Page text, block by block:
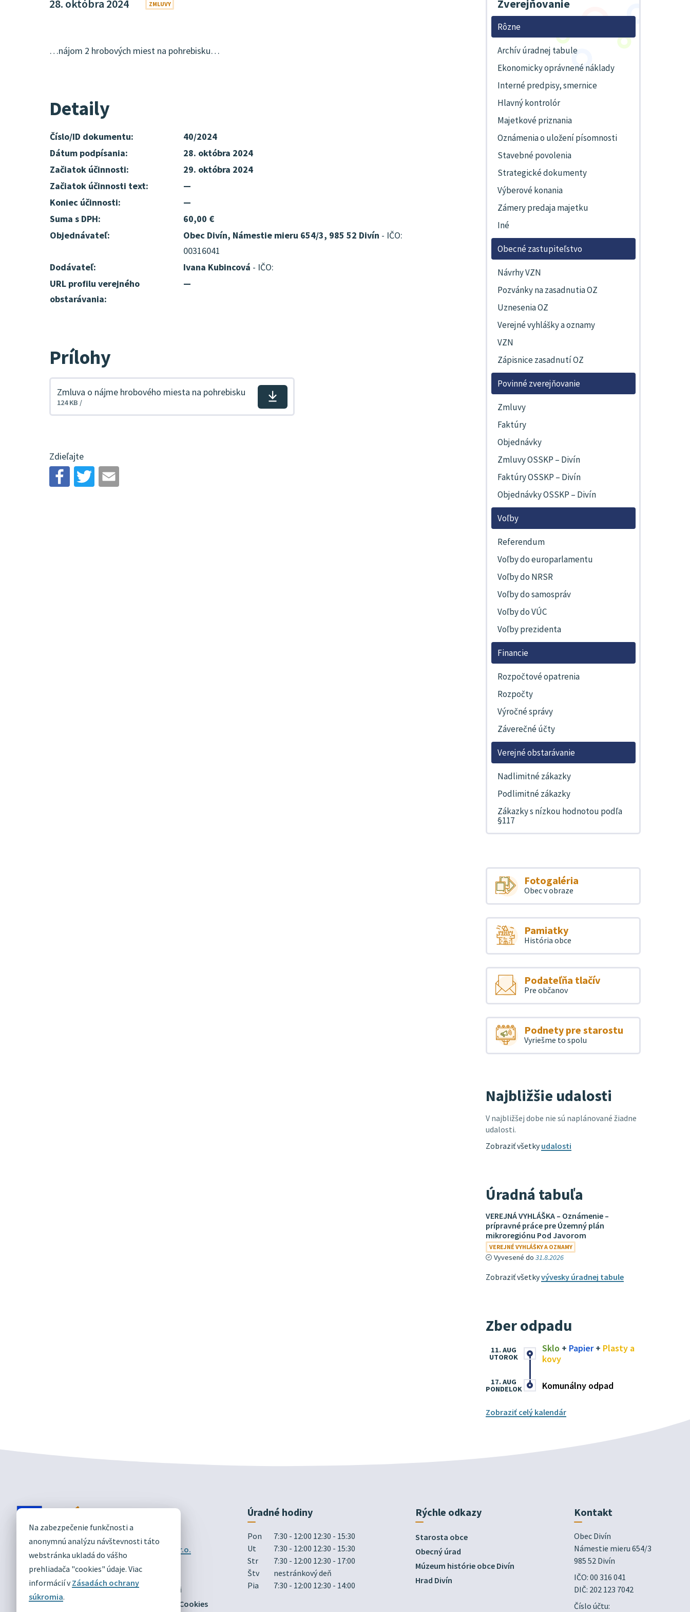
Na zabezpečenie funkčnosti a
anonymnú analýzu návštevnosti táto
webstránka ukladá do vášho
prehliadača "cookies" údaje. Viac
informácií vZásadách ochrany
súkromia.
28. októbra 2024 ZMLUVY
…nájom 2 hrobových miest na pohrebisku…
Detaily
Číslo/ID dokumentu:
40/2024
Dátum podpísania:
28. októbra 2024
Začiatok účinnosti:
29. októbra 2024
Začiatok účinnosti text:
—
Koniec účinnosti:
—
Suma s DPH:
60,00 €
Objednávateľ:
Obec Divín, Námestie mieru 654/3, 985 52 Divín - IČO:
00316041
Dodávateľ:
Ivana Kubincová - IČO:
URL profilu verejného
obstarávania:
—
Prílohy
Stiahnuť
Zmluva o nájme hrobového miesta na pohrebisku
124 KB /
Zdieľajte
Zverejňovanie
Rôzne
Archív úradnej tabule
Ekonomicky oprávnené náklady
Interné predpisy, smernice
Hlavný kontrolór
Majetkové priznania
Oznámenia o uložení písomnosti
Stavebné povolenia
Strategické dokumenty
Výberové konania
Zámery predaja majetku
Iné
Obecné zastupiteľstvo
Návrhy VZN
Pozvánky na zasadnutia OZ
Uznesenia OZ
Verejné vyhlášky a oznamy
VZN
Zápisnice zasadnutí OZ
Povinné zverejňovanie
Zmluvy
Faktúry
Objednávky
Zmluvy OSSKP – Divín
Faktúry OSSKP – Divín
Objednávky OSSKP – Divín
Voľby
Referendum
Voľby do europarlamentu
Voľby do NRSR
Voľby do samospráv
Voľby do VÚC
Voľby prezidenta
Financie
Rozpočtové opatrenia
Rozpočty
Výročné správy
Záverečné účty
Verejné obstarávanie
Nadlimitné zákazky
Podlimitné zákazky
Zákazky s nízkou hodnotou podľa
§117
Fotogaléria
Obec v obraze
Pamiatky
História obce
Podateľňa tlačív
Pre občanov
Podnety pre starostu
Vyriešme to spolu
Najbližšie udalosti
V najbližšej dobe nie sú naplánované žiadne
udalosti.
Zobraziť všetkyudalosti
Úradná tabuľa
VEREJNÁ VYHLÁŠKA – Oznámenie –
prípravné práce pre Územný plán
mikroregiónu Pod Javorom
VEREJNÉ VYHLÁŠKY A OZNAMY
Vyvesené do 31.8.2026
Zobraziť všetkyvývesky úradnej tabule
Zber odpadu
Sklo + Papier+ Plasty a
kovy
11. AUG
UTOROK
Komunálny odpad
17. AUG
PONDELOK
Zobraziť celý kalendár
DIVÍN
OFICIÁLNE STRÁNKY
Technický prevádzkovateľ:
Alphabet partner s.r.o.
Správca obsahu:Obec Divín
Posledná aktualizácia:03.08.2026
Mapa
Vyhlásenie o prístupnosti
Zásady ochrany osobných údajov
Nastaviť Cookies
Úradné hodiny
Pon
7:30 - 12:00 12:30 - 15:30
Ut
7:30 - 12:00 12:30 - 15:30
Str
7:30 - 12:00 12:30 - 17:00
Štv
nestránkový deň
Pia
7:30 - 12:00 12:30 - 14:00
Rýchle odkazy
Starosta obce
Obecný úrad
Múzeum histórie obce Divín
Hrad Divín
Kontakt
Obec Divín
Námestie mieru 654/3
985 52 Divín
IČO: 00 316 041
DIČ: 202 123 7042
Číslo účtu: